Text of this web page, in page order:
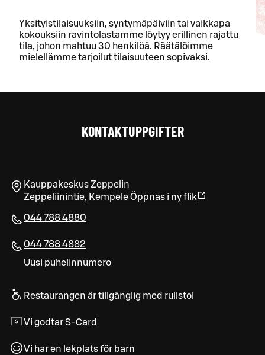
Yksityistilaisuuksiin, syntymäpäiviin tai vaikkapa
kokouksiin ravintolastamme löytyy erillinen rajattu
tila, johon mahtuu 30 henkilöä. Räätälöimme
mielellämme tarjoilut tilaisuuteen sopivaksi.
KONTAKTUPPGIFTER
Kauppakeskus Zeppelin
Zeppeliinintie, KempeleÖppnas i ny flik
044 788 4880
044 788 4882
Uusi puhelinnumero
Restaurangen är tillgänglig med rullstol
Vi godtar S-Card
Vi har en lekplats för barn